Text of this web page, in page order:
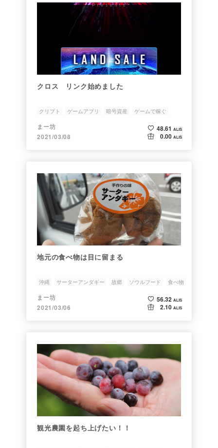
クロス リンク始めました
クリプト ゲームアプリ 暗号資産 ゲームで稼ぐ
まー坊
2021/03/08
48.61 ALIS
0.00 ALIS
地元の食べ物は目に留まる
沖縄 サーターアンダギー 故郷 ソウルフード 食べ物
まー坊
2021/03/06
56.32 ALIS
2.10 ALIS
観光農園を起ち上げたい！！